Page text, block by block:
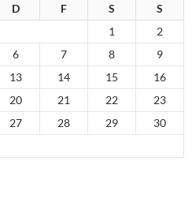
D F S
S
1
2
6 7 8
9
13 14 15
16
20 21 22
23
27 28 29
30